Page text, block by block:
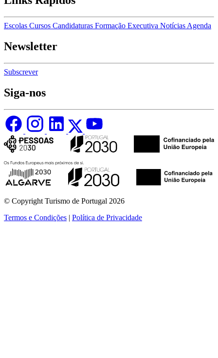
Escolas Cursos Candidaturas Formação Executiva Notícias Agenda
Newsletter
Subscrever
Siga-nos
© Copyright Turismo de Portugal 2026
Termos e Condições | Política de Privacidade